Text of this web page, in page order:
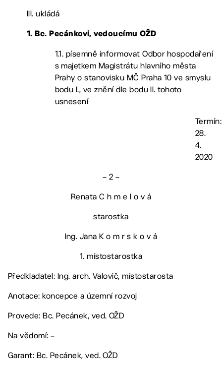
III. ukládá
1. Bc. Pecánkovi, vedoucímu OŽD
1.1. písemně informovat Odbor hospodaření
s majetkem Magistrátu hlavního města
Prahy o stanovisku MČ Praha 10 ve smyslu
bodu I., ve znění dle bodu II. tohoto
usnesení
Termín:
28.
4.
2020
– 2 –
Renata C h m e l o v á
starostka
Ing. Jana K o m r s k o v á
1. místostarostka
Předkladatel: Ing. arch. Valovič, místostarosta
Anotace: koncepce a územní rozvoj
Provede: Bc. Pecánek, ved. OŽD
Na vědomí: –
Garant: Bc. Pecánek, ved. OŽD